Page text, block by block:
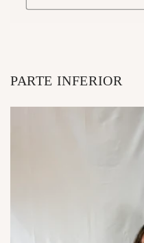
PARTE INFERIOR